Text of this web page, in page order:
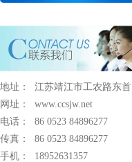
地址：
江苏靖江市工农路东首
网址：
www.ccsjw.net
电话：
86 0523 84896277
传真：
86 0523 84896277
手机：
18952631357